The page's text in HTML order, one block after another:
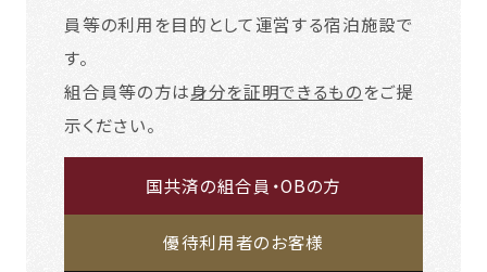
員等の利用を目的として運営する宿泊施設で
す。
組合員等の方は身分を証明できるものをご提
示ください。
国共済の組合員・OBの方
優待利用者のお客様